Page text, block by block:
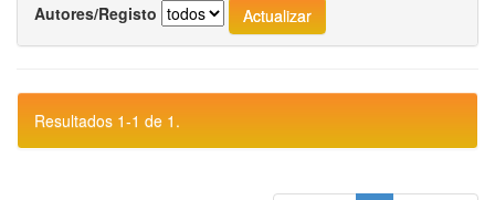
Autores/Registo
Resultados 1-1 de 1.